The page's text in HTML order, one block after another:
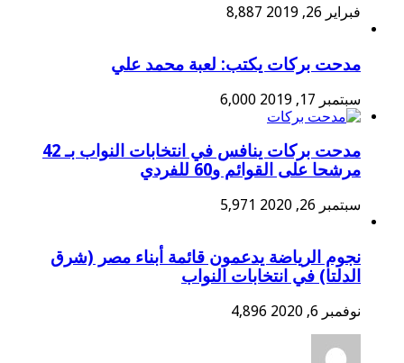
فبراير 26, 2019 8,887
مدحت بركات يكتب: لعبة محمد علي
سبتمبر 17, 2019 6,000
مدحت بركات ينافس في انتخابات النواب بـ 42
مرشحا على القوائم و60 للفردي
سبتمبر 26, 2020 5,971
نجوم الرياضة يدعمون قائمة أبناء مصر (شرق
الدلتا) في انتخابات النواب
نوفمبر 6, 2020 4,896